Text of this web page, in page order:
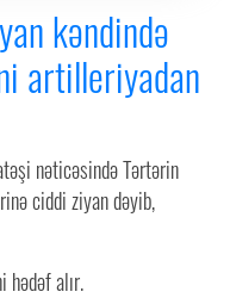
kəndində
artilleriyadan
nəticəsində Tərtərin
ciddi ziyan dəyib,
hədəf alır.